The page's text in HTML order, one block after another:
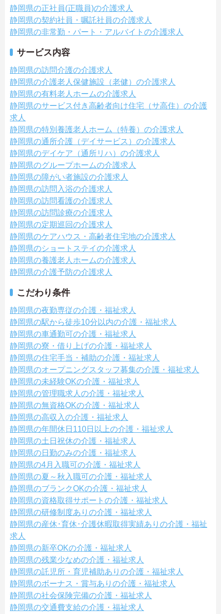
静岡県の正社員(正職員)の介護求人
静岡県の契約社員・嘱託社員の介護求人
静岡県の非常勤・パート・アルバイトの介護求人
サービス内容
静岡県の訪問介護の介護求人
静岡県の介護老人保健施設（老健）の介護求人
静岡県の有料老人ホームの介護求人
静岡県のサービス付き高齢者向け住宅（サ高住）の介護
求人
静岡県の特別養護老人ホーム（特養）の介護求人
静岡県の通所介護（デイサービス）の介護求人
静岡県のデイケア（通所リハ）の介護求人
静岡県のグループホームの介護求人
静岡県の障がい者施設の介護求人
静岡県の訪問入浴の介護求人
静岡県の訪問看護の介護求人
静岡県の訪問診療の介護求人
静岡県の定期巡回の介護求人
静岡県のケアハウス・高齢者住宅地の介護求人
静岡県のショートステイの介護求人
静岡県の養護老人ホームの介護求人
静岡県の介護予防の介護求人
こだわり条件
静岡県の夜勤専従の介護・福祉求人
静岡県の駅から徒歩10分以内の介護・福祉求人
静岡県の車通勤可の介護・福祉求人
静岡県の寮・借り上げの介護・福祉求人
静岡県の住宅手当・補助の介護・福祉求人
静岡県のオープニングスタッフ募集の介護・福祉求人
静岡県の未経験OKの介護・福祉求人
静岡県の管理職求人の介護・福祉求人
静岡県の無資格OKの介護・福祉求人
静岡県の高収入の介護・福祉求人
静岡県の年間休日110日以上の介護・福祉求人
静岡県の土日祝休の介護・福祉求人
静岡県の日勤のみの介護・福祉求人
静岡県の4月入職可の介護・福祉求人
静岡県の夏～秋入職可の介護・福祉求人
静岡県のブランクOKの介護・福祉求人
静岡県の資格取得サポートの介護・福祉求人
静岡県の研修制度ありの介護・福祉求人
静岡県の産休･育休･介護休暇取得実績ありの介護・福祉
求人
静岡県の新卒OKの介護・福祉求人
静岡県の残業少なめの介護・福祉求人
静岡県の託児所・育児補助ありの介護・福祉求人
静岡県のボーナス・賞与ありの介護・福祉求人
静岡県の社会保険完備の介護・福祉求人
静岡県の交通費支給の介護・福祉求人